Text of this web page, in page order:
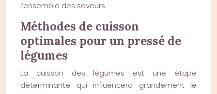
l’ensemble des saveurs.
Méthodes de cuisson
optimales pour un pressé de
légumes
La cuisson des légumes est une étape
déterminante qui influencera grandement le